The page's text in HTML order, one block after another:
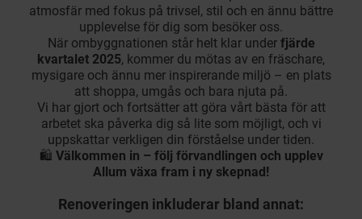
atmosfär med fokus på trivsel, stil och en ännu bättre
upplevelse för dig som besöker oss.
När ombyggnationen står helt klar under fjärde
kvartalet 2025, kommer du mötas av en fräschare,
mysigare och ännu mer inspirerande miljö – en plats
att shoppa, umgås och bara njuta på.
Vi har gjort och fortsätter att göra vårt bästa för att
arbetet ska påverka dig så lite som möjligt, och vi
uppskattar verkligen din förståelse under tiden.
🛍️ Välkommen in – följ förvandlingen och upplev
Allum växa fram i ny skepnad!
Renoveringen inkluderar bland annat: